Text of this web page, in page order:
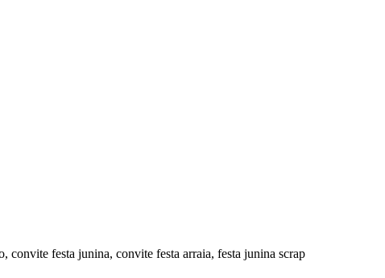
convite festa junina, convite festa arraia, festa junina scrap